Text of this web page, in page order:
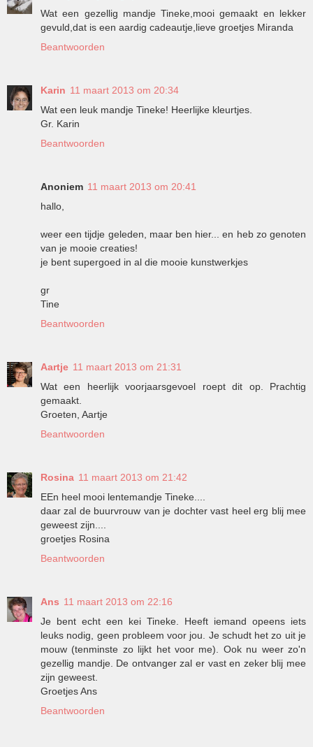
Wat een gezellig mandje Tineke,mooi gemaakt en lekker
gevuld,dat is een aardig cadeautje,lieve groetjes Miranda
Beantwoorden
Karin 11 maart 2013 om 20:34
Wat een leuk mandje Tineke! Heerlijke kleurtjes.
Gr. Karin
Beantwoorden
Anoniem 11 maart 2013 om 20:41
hallo,
weer een tijdje geleden, maar ben hier... en heb zo genoten
van je mooie creaties!
je bent supergoed in al die mooie kunstwerkjes
gr
Tine
Beantwoorden
Aartje 11 maart 2013 om 21:31
Wat een heerlijk voorjaarsgevoel roept dit op. Prachtig
gemaakt.
Groeten, Aartje
Beantwoorden
Rosina 11 maart 2013 om 21:42
EEn heel mooi lentemandje Tineke....
daar zal de buurvrouw van je dochter vast heel erg blij mee
geweest zijn....
groetjes Rosina
Beantwoorden
Ans 11 maart 2013 om 22:16
Je bent echt een kei Tineke. Heeft iemand opeens iets
leuks nodig, geen probleem voor jou. Je schudt het zo uit je
mouw (tenminste zo lijkt het voor me). Ook nu weer zo'n
gezellig mandje. De ontvanger zal er vast en zeker blij mee
zijn geweest.
Groetjes Ans
Beantwoorden